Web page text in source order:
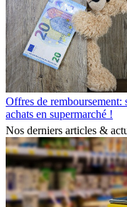
Offres de remboursement:
achats en supermarché !
Nos derniers articles &